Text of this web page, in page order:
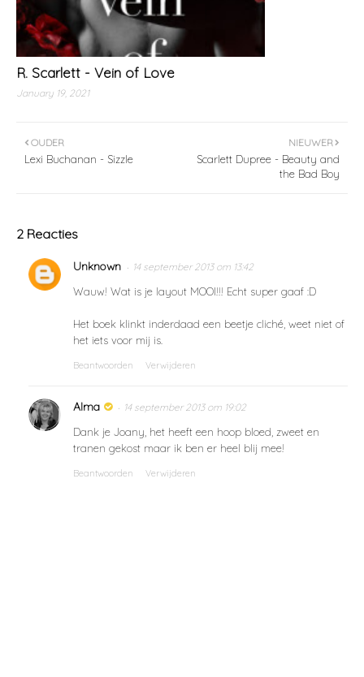
R. Scarlett - Vein of Love
January 19, 2021
NIEUWER
Scarlett Dupree - Beauty and
the Bad Boy
OUDER
Lexi Buchanan - Sizzle
2 Reacties
Unknown 14 september 2013 om 13:42
Wauw! Wat is je layout MOOI!!! Echt super gaaf :D
Het boek klinkt inderdaad een beetje cliché, weet niet of
het iets voor mij is.
Beantwoorden Verwijderen
Alma 14 september 2013 om 19:02
Dank je Joany, het heeft een hoop bloed, zweet en
tranen gekost maar ik ben er heel blij mee!
Beantwoorden Verwijderen